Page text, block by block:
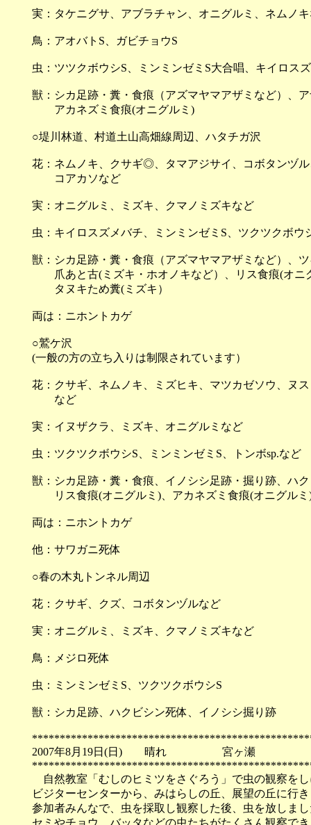
実：タケニグサ、アブラチャン、オニグルミ、ネムノ
鳥：アオバトS、ガビチョウS
虫：ツツクボウシS、ミンミンゼミS大合唱、キイロス
獣：シカ足跡・糞・食痕（アズマヤマアザミなど）、
アカネズミ食痕(オニグルミ)
○堤川林道、村道土山高畑線周辺、ハタチガ沢
花：ネムノキ、クサギ◎、タマアジサイ、コボタンヅ
コアカソなど
実：オニグルミ、ミズキ、クマノミズキなど
虫：キイロスズメバチ、ミンミンゼミS、ツクツク
獣：シカ足跡・糞・食痕（アズマヤマアザミなど）、
爪あと古(ミズキ・ホオノキなど）、リス食痕(オニ
タヌキため糞(ミズキ）
両は：ニホントカゲ
○鷲ケ沢
(一般の方の立ち入りは制限されています）
花：クサギ、ネムノキ、ミズヒキ、マツカゼソウ、ヌ
など
実：イヌザクラ、ミズキ、オニグルミなど
虫：ツクツクボウシS、ミンミンゼミS、トンボsp.など
獣：シカ足跡・糞・食痕、イノシシ足跡・掘り跡、ハ
リス食痕(オニグルミ)、アカネズミ食痕(オニグルミ
両は：ニホントカゲ
他：サワガニ死体
○春の木丸トンネル周辺
花：クサギ、クズ、コボタンヅルなど
実：オニグルミ、ミズキ、クマノミズキなど
鳥：メジロ死体
虫：ミンミンゼミS、ツクツクボウシS
獣：シカ足跡、ハクビシン死体、イノシシ掘り跡
2007年8月19日(日) 晴れ 宮ヶ瀬
自然教室「むしのヒミツをさぐろう」で虫の観察を
ビジターセンターから、みはらしの丘、展望の丘に行
参加者みんなで、虫を採取し観察した後、虫を放しま
セミやチョウ、バッタなどの虫たちがたくさん観察で